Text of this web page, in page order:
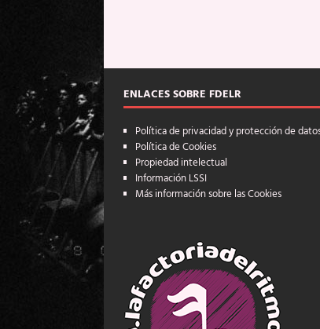
ENLACES SOBRE FDELR
Política de privacidad y protección de
Política de Cookies
Propiedad intelectual
Información LSSI
Más información sobre las Cookies